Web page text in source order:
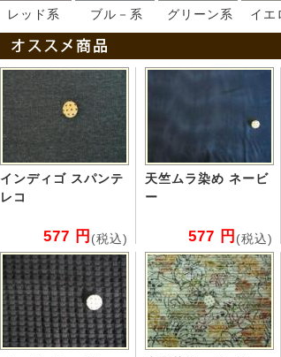
レッド系 ブル－系 グリーン系 イエ
インディゴ スパンテ
レコ
577 円 (税込)
天竺ムラ染め ネービ
ー
577 円 (税込)